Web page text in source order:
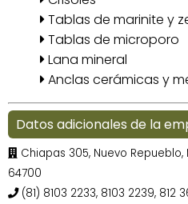
Tablas de marinite y
Tablas de microporo
Lana mineral
Anclas cerámicas y
Datos adicionales de la
Chiapas 305, Nuevo Repueblo,
64700
(81) 8103 2233, 8103 2239, 812